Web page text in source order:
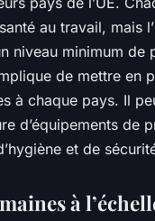
au travail, mais
niveau minimum de
de mettre en
à chaque pays. Il
d’équipements de
et de
à